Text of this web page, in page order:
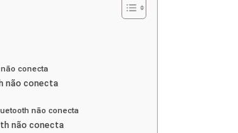
conecta
não conecta
não conecta
não conecta